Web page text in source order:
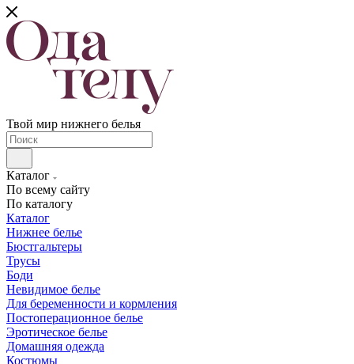
Твой мир нижнего белья
Каталог
По всему сайту
По каталогу
Каталог
Нижнее белье
Бюстгальтеры
Трусы
Боди
Невидимое белье
Для беременности и кормления
Постоперационное белье
Эротическое белье
Домашняя одежда
Костюмы